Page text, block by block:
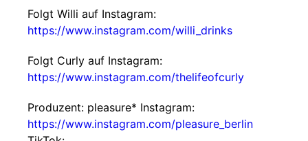
Folgt Willi auf Instagram:
https://www.instagram.com/willi_drinks
Folgt Curly auf Instagram:
https://www.instagram.com/thelifeofcurly
Produzent: pleasure* Instagram:
https://www.instagram.com/pleasure_berlin